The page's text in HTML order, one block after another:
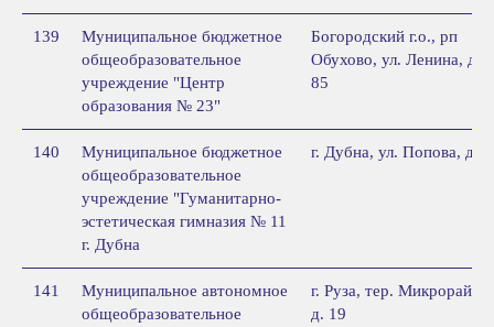
139
Муниципальное бюджетное
общеобразовательное
учреждение "Центр
образования № 23"
Богородский г.о., рп
Обухово, ул. Ленина, д.
85
140
Муниципальное бюджетное
общеобразовательное
учреждение "Гуманитарно-
эстетическая гимназия № 11
г. Дубна
г. Дубна, ул. Попова, д. 9
141
Муниципальное автономное
общеобразовательное
г. Руза, тер. Микрорайон,
д. 19